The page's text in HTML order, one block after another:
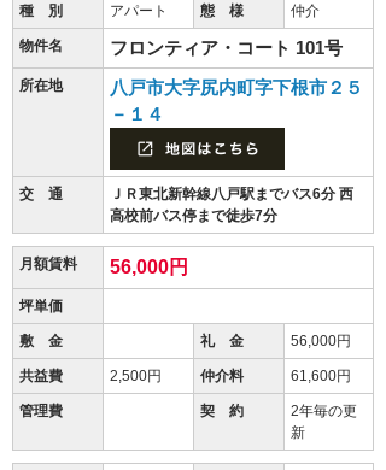
種 別 アパート 態 様 仲介
物件名 フロンティア・コート 101号
所在地
八戸市大字尻内町字下根市２５
－１４
交 通
ＪＲ東北新幹線八戸駅までバス6分 西
高校前バス停まで徒歩7分
月額賃料 56,000円
坪単価
敷 金 礼 金 56,000円
共益費 2,500円 仲介料 61,600円
管理費 契 約
2年毎の更
新